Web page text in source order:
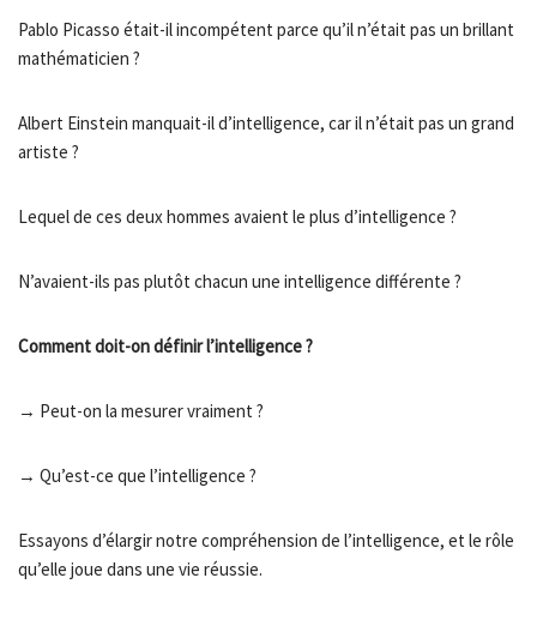
Pablo Picasso était-il incompétent parce qu’il n’était pas un brillant
mathématicien ?
Albert Einstein manquait-il d’intelligence, car il n’était pas un grand
artiste ?
Lequel de ces deux hommes avaient le plus d’intelligence ?
N’avaient-ils pas plutôt chacun une intelligence différente ?
Comment doit-on définir l’intelligence ?
→ Peut-on la mesurer vraiment ?
→ Qu’est-ce que l’intelligence ?
Essayons d’élargir notre compréhension de l’intelligence, et le rôle
qu’elle joue dans une vie réussie.